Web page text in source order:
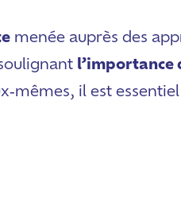
menée auprès des
l’importance
il est